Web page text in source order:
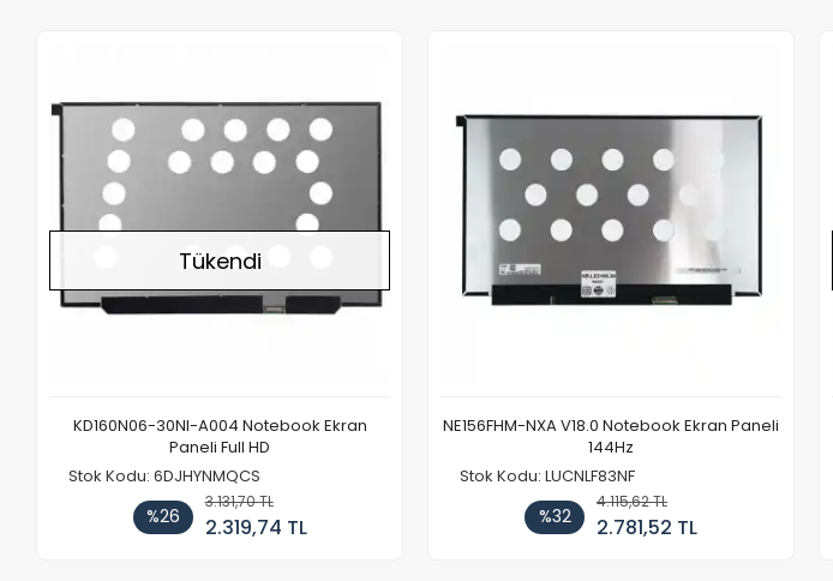
Tükendi
KD160N06-30NI-A004 Notebook Ekran
Paneli Full HD
Stok Kodu: 6DJHYNMQCS
%26
3.131,70 TL
2.319,74 TL
NE156FHM-NXA V18.0 Notebook Ekran Paneli
144Hz
Stok Kodu: LUCNLF83NF
%32
4.115,62 TL
2.781,52 TL